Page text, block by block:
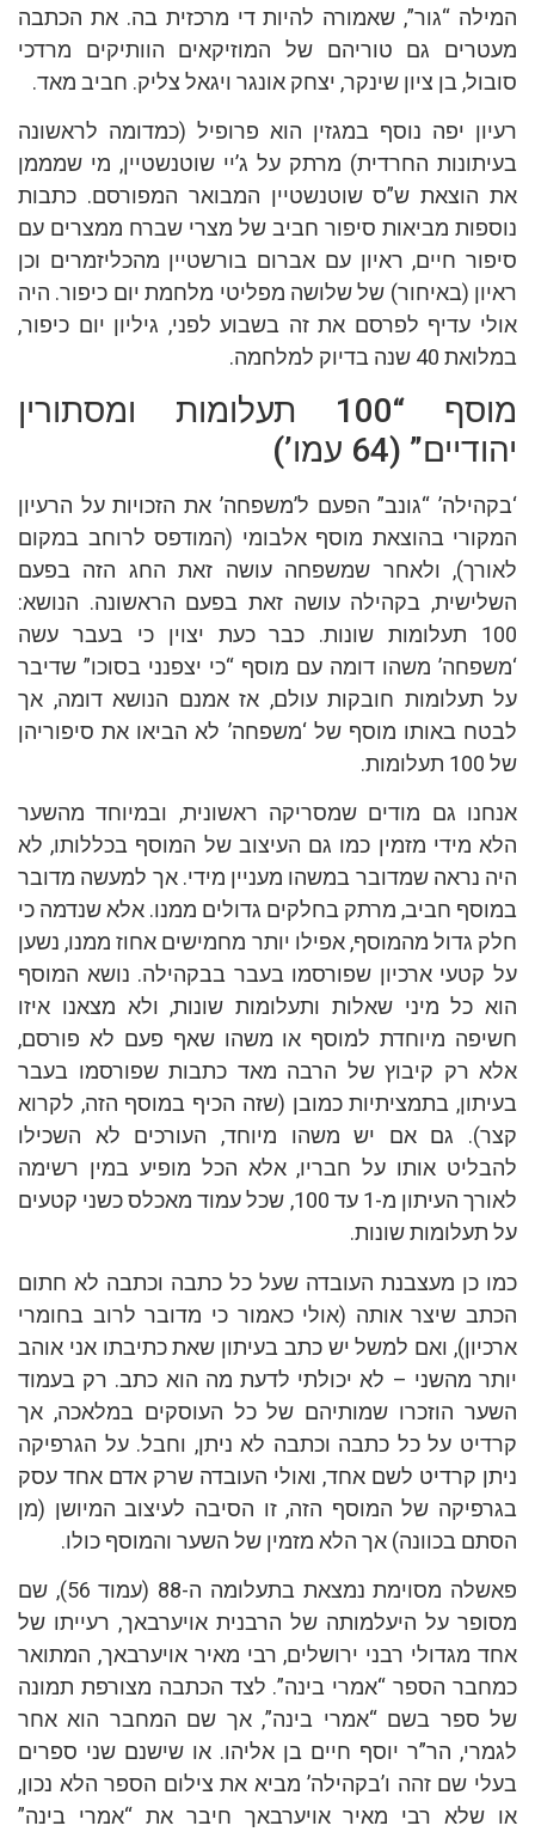
המילה “גור”, שאמורה להיות די מרכזית בה. את הכתבה
מעטרים גם טוריהם של המוזיקאים הוותיקים מרדכי
סובול, בן ציון שינקר, יצחק אונגר ויגאל צליק. חביב מאד.
רעיון יפה נוסף במגזין הוא פרופיל (כמדומה לראשונה
בעיתונות החרדית) מרתק על ג’יי שוטנשטיין, מי שמממן
את הוצאת ש”ס שוטנשטיין המבואר המפורסם. כתבות
נוספות מביאות סיפור חביב של מצרי שברח ממצרים עם
סיפור חיים, ראיון עם אברום בורשטיין מהכליזמרים וכן
ראיון (באיחור) של שלושה מפליטי מלחמת יום כיפור. היה
אולי עדיף לפרסם את זה בשבוע לפני, גיליון יום כיפור,
במלואת 40 שנה בדיוק למלחמה.
מוסף “100 תעלומות ומסתורין
יהודיים” (64 עמו’)
‘בקהילה’ “גונב” הפעם ל’משפחה’ את הזכויות על הרעיון
המקורי בהוצאת מוסף אלבומי (המודפס לרוחב במקום
לאורך), ולאחר שמשפחה עושה זאת החג הזה בפעם
השלישית, בקהילה עושה זאת בפעם הראשונה. הנושא:
100 תעלומות שונות. כבר כעת יצוין כי בעבר עשה
‘משפחה’ משהו דומה עם מוסף “כי יצפנני בסוכו” שדיבר
על תעלומות חובקות עולם, אז אמנם הנושא דומה, אך
לבטח באותו מוסף של ‘משפחה’ לא הביאו את סיפוריהן
של 100 תעלומות.
אנחנו גם מודים שמסריקה ראשונית, ובמיוחד מהשער
הלא מידי מזמין כמו גם העיצוב של המוסף בכללותו, לא
היה נראה שמדובר במשהו מעניין מידי. אך למעשה מדובר
במוסף חביב, מרתק בחלקים גדולים ממנו. אלא שנדמה כי
חלק גדול מהמוסף, אפילו יותר מחמישים אחוז ממנו, נשען
על קטעי ארכיון שפורסמו בעבר בבקהילה. נושא המוסף
הוא כל מיני שאלות ותעלומות שונות, ולא מצאנו איזו
חשיפה מיוחדת למוסף או משהו שאף פעם לא פורסם,
אלא רק קיבוץ של הרבה מאד כתבות שפורסמו בעבר
בעיתון, בתמציתיות כמובן (שזה הכיף במוסף הזה, לקרוא
קצר). גם אם יש משהו מיוחד, העורכים לא השכילו
להבליט אותו על חבריו, אלא הכל מופיע במין רשימה
לאורך העיתון מ-1 עד 100, שכל עמוד מאכלס כשני קטעים
על תעלומות שונות.
כמו כן מעצבנת העובדה שעל כל כתבה וכתבה לא חתום
הכתב שיצר אותה (אולי כאמור כי מדובר לרוב בחומרי
ארכיון), ואם למשל יש כתב בעיתון שאת כתיבתו אני אוהב
יותר מהשני – לא יכולתי לדעת מה הוא כתב. רק בעמוד
השער הוזכרו שמותיהם של כל העוסקים במלאכה, אך
קרדיט על כל כתבה וכתבה לא ניתן, וחבל. על הגרפיקה
ניתן קרדיט לשם אחד, ואולי העובדה שרק אדם אחד עסק
בגרפיקה של המוסף הזה, זו הסיבה לעיצוב המיושן (מן
הסתם בכוונה) אך הלא מזמין של השער והמוסף כולו.
פאשלה מסוימת נמצאת בתעלומה ה-88 (עמוד 56), שם
מסופר על היעלמותה של הרבנית אויערבאך, רעייתו של
אחד מגדולי רבני ירושלים, רבי מאיר אויערבאך, המתואר
כמחבר הספר “אמרי בינה”. לצד הכתבה מצורפת תמונה
של ספר בשם “אמרי בינה”, אך שם המחבר הוא אחר
לגמרי, הר”ר יוסף חיים בן אליהו. או שישנם שני ספרים
בעלי שם זהה ו’בקהילה’ מביא את צילום הספר הלא נכון,
או שלא רבי מאיר אויערבאך חיבר את “אמרי בינה”